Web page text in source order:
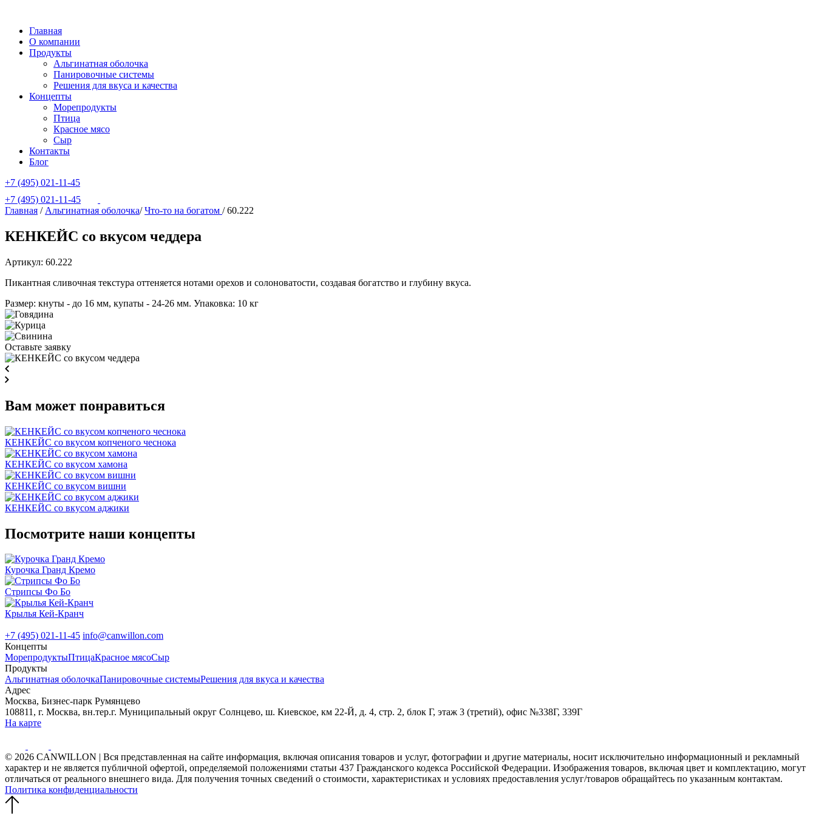
Главная
О компании
Продукты
Альгинатная оболочка
Панировочные системы
Решения для вкуса и качества
Концепты
Морепродукты
Птица
Красное мясо
Сыр
Контакты
Блог
+7 (495) 021-11-45
+7 (495) 021-11-45
Главная / Альгинатная оболочка/ Что-то на богатом / 60.222
КЕНКЕЙС со вкусом чеддера
Артикул: 60.222
Пикантная сливочная текстура оттеняется нотами орехов и солоноватости, создавая богатство и глубину вкуса.
Размер: кнуты - до 16 мм, купаты - 24-26 мм. Упаковка: 10 кг
Оставьте заявку
Вам может понравиться
КЕНКЕЙС со вкусом копченого чеснока
КЕНКЕЙС со вкусом хамона
КЕНКЕЙС со вкусом вишни
КЕНКЕЙС со вкусом аджики
Посмотрите наши концепты
Курочка Гранд Кремо
Стрипсы Фо Бо
Крылья Кей-Кранч
+7 (495) 021-11-45 info@canwillon.com
Концепты
МорепродуктыПтицаКрасное мясоСыр
Продукты
Альгинатная оболочкаПанировочные системыРешения для вкуса и качества
Адрес
Москва, Бизнес-парк Румянцево
108811, г. Москва, вн.тер.г. Муниципальный округ Солнцево, ш. Киевское, км 22-Й, д. 4, стр. 2, блок Г, этаж 3 (третий), офис №338Г, 339Г
На карте
© 2026 CANWILLON | Вся представленная на сайте информация, включая описания товаров и услуг, фотографии и другие материалы, носит исключительно информационный и рекламный
характер и не является публичной офертой, определяемой положениями статьи 437 Гражданского кодекса Российской Федерации. Изображения товаров, включая цвет и комплектацию, могут
отличаться от реального внешнего вида. Для получения точных сведений о стоимости, характеристиках и условиях предоставления услуг/товаров обращайтесь по указанным контактам.
Политика конфиденциальности